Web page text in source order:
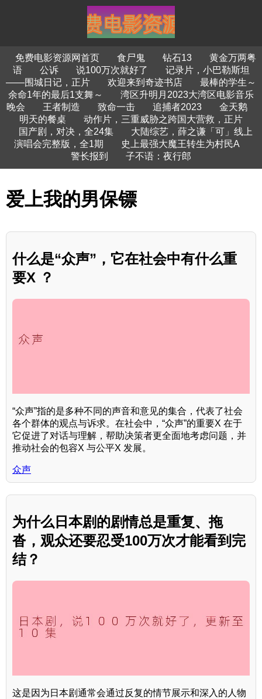
免费电影资源网首页 食尸鬼 钻石13
黄金万两粤
语
公诉 说100万次就好了
记录片，小巴勒斯坦
——围城日记，正片
欢迎来到奇迹书店
最棒的学生～
余命1年的最后1支舞～
湾区升明月2023大湾区电影音乐
晚会
王者制造 致命一击 追捕者2023
金天鹅
明天的餐桌
动作片，三重威胁之跨国大营救，正片
国产剧，对决，全24集
大陆综艺，薛之谦「可」线上
演唱会完整版，全1期
史上最强大魔王转生为村民A
警长报到
子不语：夜行郎
爱上我的男保镖
什么是“众声”，它在社会中有什么重
要X ？
“众声”指的是多种不同的声音和意见的集合，代表了社会
各个群体的观点与诉求。在社会中，“众声”的重要X 在于
它促进了对话与理解，帮助决策者更全面地考虑问题，并
推动社会的包容X 与公平X 发展。
众声
为什么日本剧的剧情总是重复、拖
沓，观众还要忍受100万次才能看到完
结？
这是因为日本剧通常会通过反复的情节展示和深入的人物